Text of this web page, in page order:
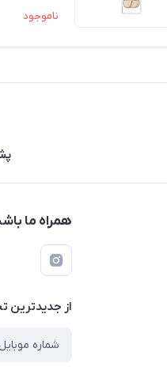
ناموجود
همراه ما
از جدید‌ترین